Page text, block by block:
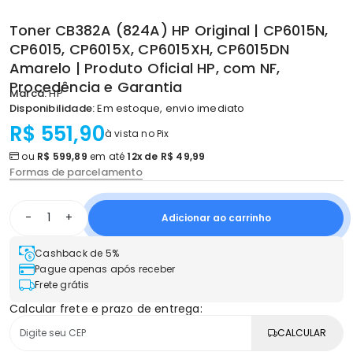
Toner CB382A (824A) HP Original | CP6015N,
CP6015, CP6015X, CP6015XH, CP6015DN
Amarelo | Produto Oficial HP, com NF,
Procedência e Garantia
Marca:HP
Disponibilidade:Em estoque, envio imediato
R$ 551,90à vista no Pix
ou R$ 599,89 em até12x de R$ 49,99
Formas de parcelamento
- + Adicionar ao carrinho
Cashback de 5%
Pague apenas após receber
Frete grátis
Calcular frete e prazo de entrega:
CALCULAR